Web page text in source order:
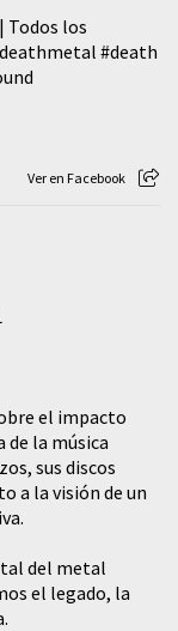
Todos los
#death
Ver en Facebook
el impacto
de la música
sus discos
a la visión de un
del metal
el legado, la